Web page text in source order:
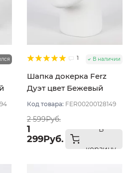
1 В наличии
Шапка докерка Ferz
Дуэт цвет Бежевый
светлый
Код товара: FER00200128149
2 599Руб.
1
299Руб.
В
корзину